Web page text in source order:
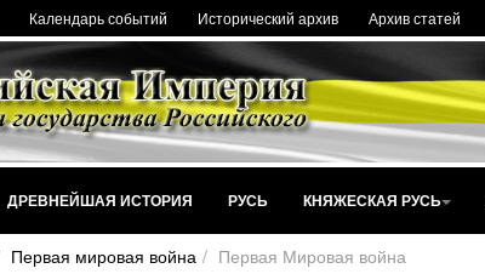
Календарь событий Исторический архив Архив статей
ДРЕВНЕЙШАЯ ИСТОРИЯ РУСЬ КНЯЖЕСКАЯ РУСЬ
Первая мировая война Первая Мировая война